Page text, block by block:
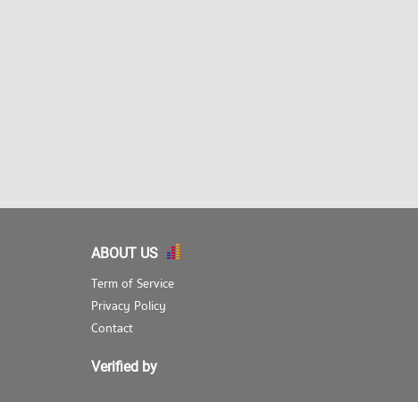
ABOUT US
Term of Service
Privacy Policy
Contact
Verified by